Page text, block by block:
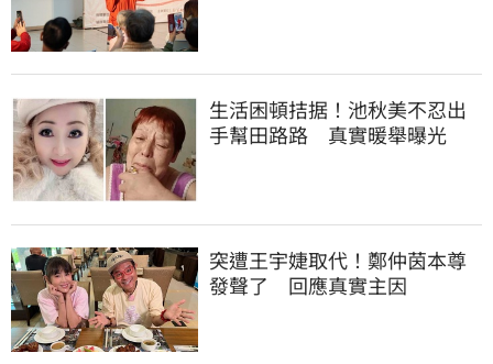
生活困頓拮据！池秋美不忍出
手幫田路路 真實暖舉曝光
突遭王宇婕取代！鄭仲茵本尊
發聲了 回應真實主因